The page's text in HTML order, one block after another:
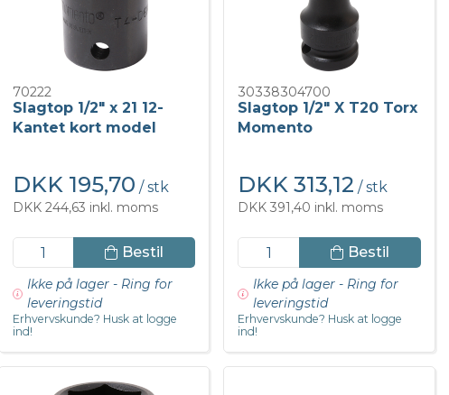
70222
Slagtop 1/2" x 21 12-
Kantet kort model
DKK 195,70 / stk
DKK 244,63 inkl. moms
Bestil
Ikke på lager - Ring for
leveringstid
Erhvervskunde? Husk at logge
ind!
30338304700
Slagtop 1/2" X T20 Torx
Momento
DKK 313,12 / stk
DKK 391,40 inkl. moms
Bestil
Ikke på lager - Ring for
leveringstid
Erhvervskunde? Husk at logge
ind!